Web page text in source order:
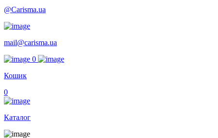
@Carisma.ua
mail@carisma.ua
0
Кошик
0
Каталог